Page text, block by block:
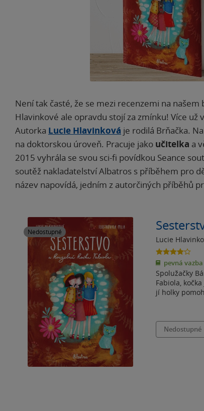
Není tak časté, že se mezi recenzemi na
Hlavinkové ale opravdu stojí za zmínku! Více
Autorka Lucie Hlavinková je rodilá Brňačka.
na doktorskou úroveň. Pracuje jako učitelka a
2015 vyhrála se svou sci-fi povídkou Seance
soutěž nakladatelství Albatros s příběhem pro
název napovídá, jedním z autorčiných příběhů
Nedostupné
Lucie
4.1
z
5
hvězdiček
pevná vazba
Spolužačky
Fabiola,
jí holky
Nedostupné